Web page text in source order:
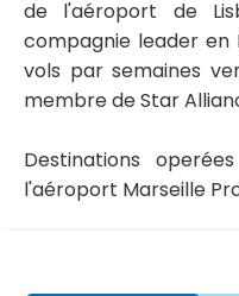
de l'aéroport de
compagnie leader en
vols par semaines
membre de Star
Destinations
l'aéroport Marseille